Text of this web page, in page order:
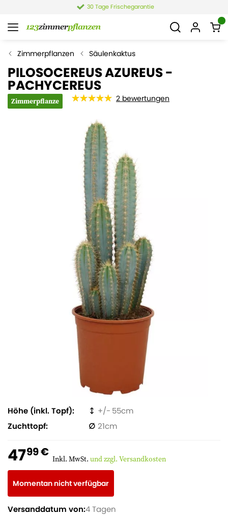
30 Tage Frischegarantie
Zimmerpflanzen Säulenkaktus
PILOSOCEREUS AZUREUS -
PACHYCEREUS
Zimmerpflanze 2 bewertungen
Höhe (inkl. Topf)
55
Zuchttopf
21
4799 € Inkl. MwSt. und zzgl. Versandkosten
Momentan nicht verfügbar
Versanddatum von:4 Tagen